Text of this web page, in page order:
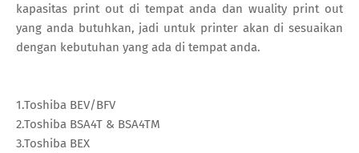
kapasitas print out di tempat anda dan wuality print out
yang anda butuhkan, jadi untuk printer akan di sesuaikan
dengan kebutuhan yang ada di tempat anda.
1.Toshiba BEV/BFV
2.Toshiba BSA4T & BSA4TM
3.Toshiba BEX